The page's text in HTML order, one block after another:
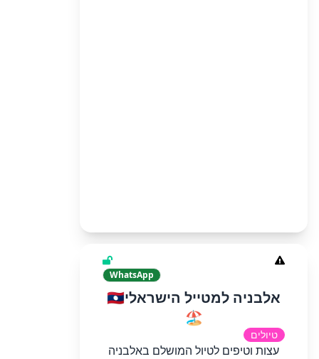
WhatsApp
אלבניה למטייל הישראלי🇦🇱
🏖️
טיולים
עצות וטיפים לטיול המושלם באלבניה